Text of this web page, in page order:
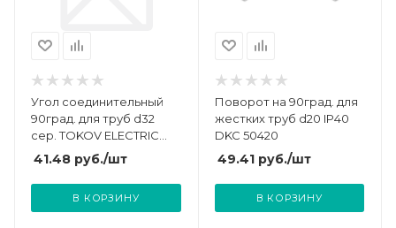
Угол соединительный
90град. для труб d32
сер. TOKOV ELECTRIC
TKE-YSDT-32-C06
41.48 руб./шт
В КОРЗИНУ
Поворот на 90град. для
жестких труб d20 IP40
DKC 50420
49.41руб./шт
В КОРЗИНУ